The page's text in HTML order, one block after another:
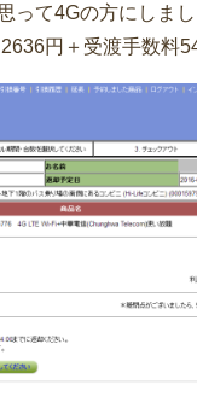
って4Gの方にしまし
円＋受渡手数料